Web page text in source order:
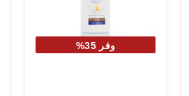
وفر 35%